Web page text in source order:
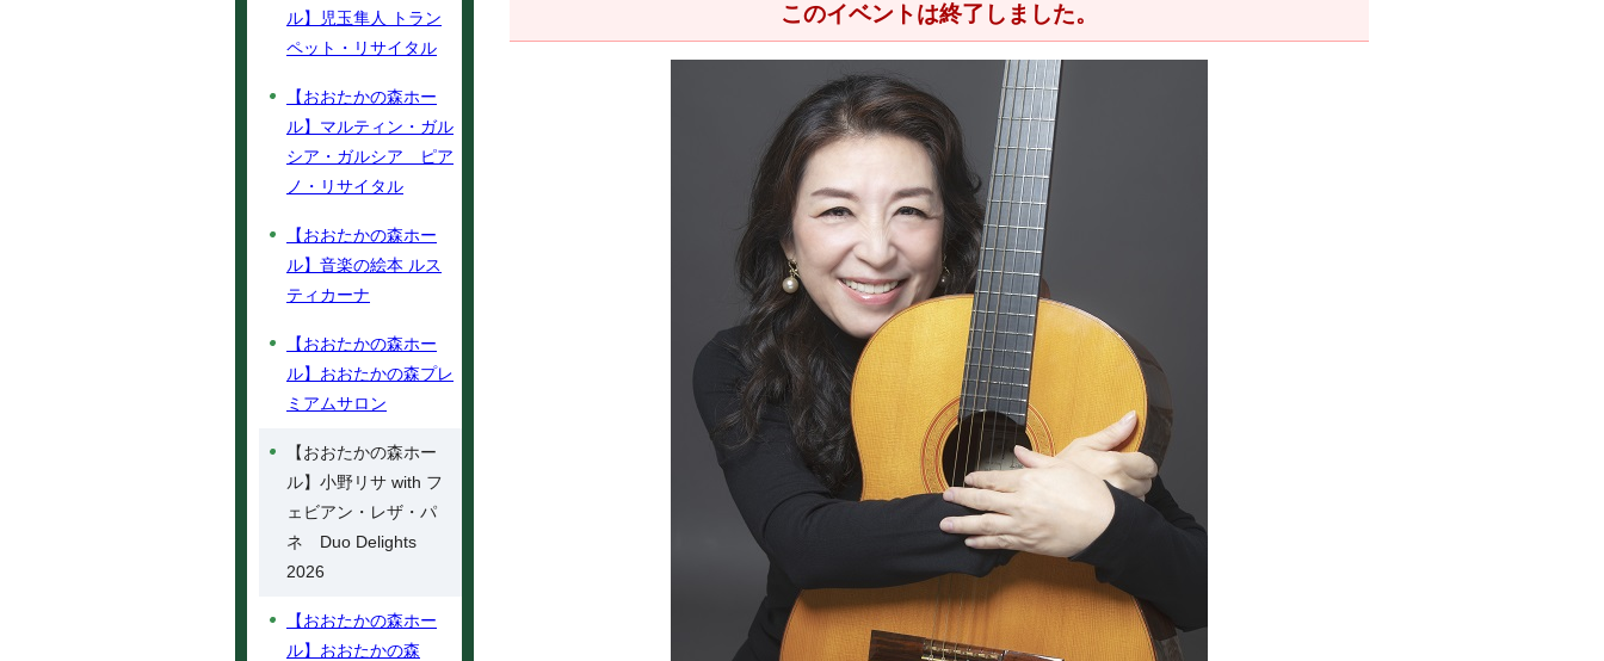
このイベントは終了しました。
ル】児玉隼人 トラン
ペット・リサイタル
【おおたかの森ホー
ル】マルティン・ガル
シア・ガルシア ピア
ノ・リサイタル
【おおたかの森ホー
ル】音楽の絵本 ルス
ティカーナ
【おおたかの森ホー
ル】おおたかの森プレ
ミアムサロン
【おおたかの森ホー
ル】小野リサ with フ
ェビアン・レザ・パ
ネ Duo Delights
2026
【おおたかの森ホー
ル】おおたかの森